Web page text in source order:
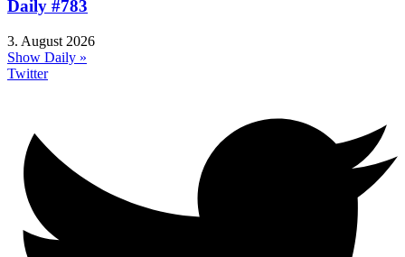
Daily #783
3. August 2026
Show Daily »
Twitter